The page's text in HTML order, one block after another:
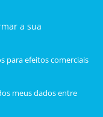
a sua
para efeitos comerciais
meus dados entre